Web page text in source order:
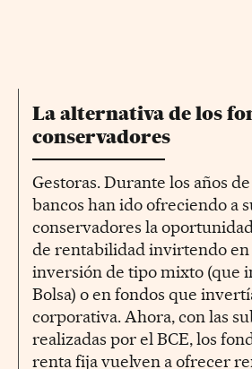
La alternativa de los
conservadores
Gestoras. Durante los años
bancos han ido ofreciendo a
conservadores la
de rentabilidad invirtendo en
inversión de tipo mixto (que
Bolsa) o en fondos que
corporativa. Ahora, con las
realizadas por el BCE, los
renta fija vuelven a ofrecer